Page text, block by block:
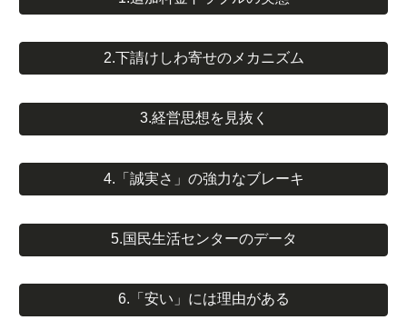
2.下請けしわ寄せのメカニズム
3.経営思想を見抜く
4.「誠実さ」の強力なブレーキ
5.国民生活センターのデータ
6.「安い」には理由がある